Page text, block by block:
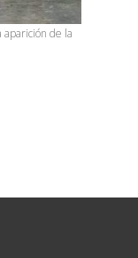
aparición de la